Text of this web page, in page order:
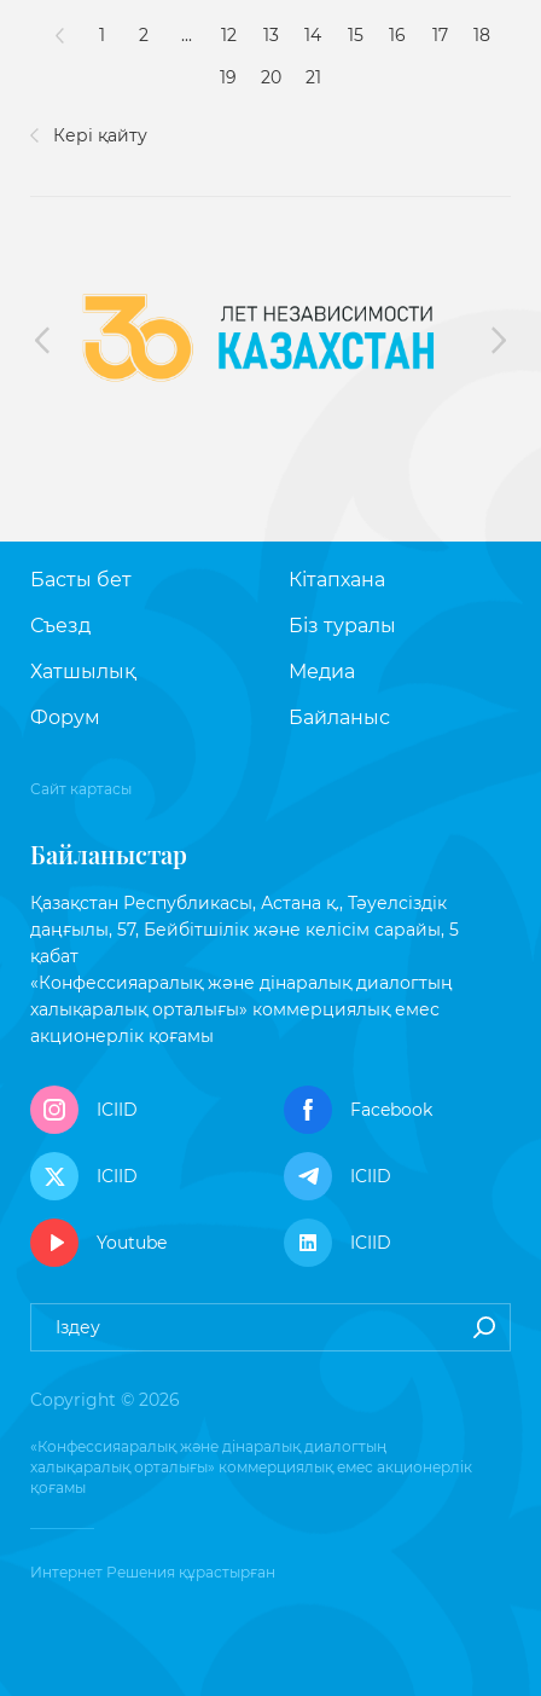
Кері қайту
1 2 ... 12 13 14 15 16 17
18
19
20 21
Басты бет
Съезд
Хатшылық
Форум
Кітапхана
Біз туралы
Медиа
Байланыс
Сайт картасы
Байланыстар
Қазақстан Республикасы, Астана қ., Тәуелсіздік
даңғылы, 57, Бейбітшілік және келісім сарайы, 5
қабат
«Конфессияаралық және дінаралық диалогтың
халықаралық орталығы» коммерциялық емес
акционерлік қоғамы
ICIID Facebook
ICIID ICIID
Youtube ICIID
Copyright © 2026
«Конфессияаралық және дінаралық диалогтың
халықаралық орталығы» коммерциялық емес акционерлік
қоғамы
Интернет Решения құрастырған